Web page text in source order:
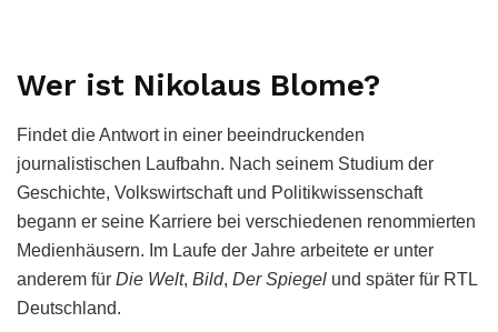
Wer ist Nikolaus Blome?
Findet die Antwort in einer beeindruckenden
journalistischen Laufbahn. Nach seinem Studium der
Geschichte, Volkswirtschaft und Politikwissenschaft
begann er seine Karriere bei verschiedenen renommierten
Medienhäusern. Im Laufe der Jahre arbeitete er unter
anderem für Die Welt, Bild, Der Spiegel und später für RTL
Deutschland.